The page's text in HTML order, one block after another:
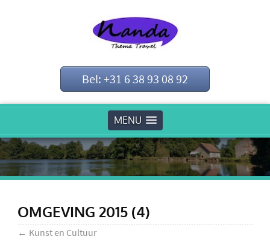
Bel: +31 6 38 93 08 92
MENU
OMGEVING 2015 (4)
← Kunst en Cultuur